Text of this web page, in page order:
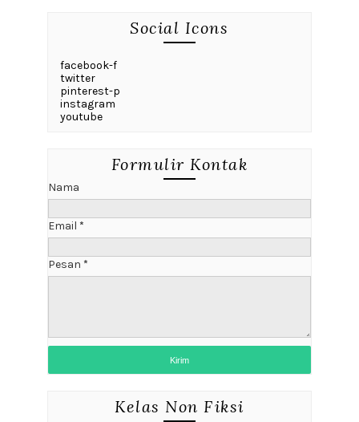
Social Icons
facebook-f
twitter
pinterest-p
instagram
youtube
Formulir Kontak
Nama
Email *
Pesan *
Kelas Non Fiksi